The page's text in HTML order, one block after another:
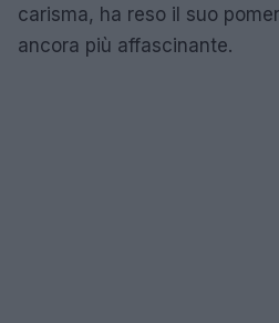
carisma, ha reso il suo
ancora più affascinante.